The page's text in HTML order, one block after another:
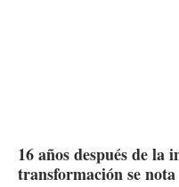
16 años después de
transformación se nota